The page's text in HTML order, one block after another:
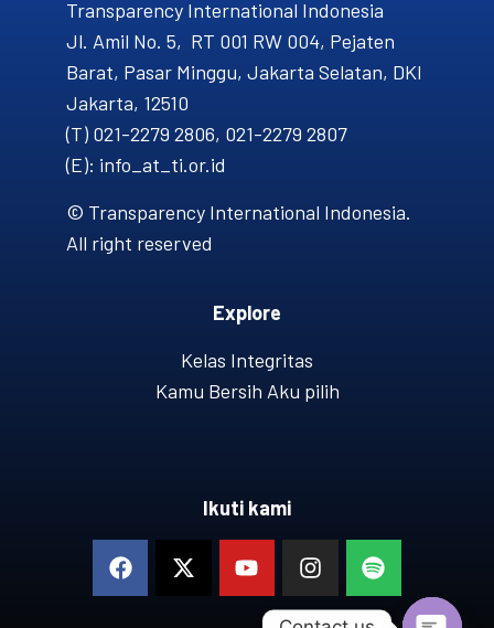
Transparency International Indonesia
Jl. Amil No. 5, RT 001 RW 004, Pejaten
Barat, Pasar Minggu, Jakarta Selatan, DKI
Jakarta, 12510
(T) 021-2279 2806, 021-2279 2807
(E): info_at_ti.or.id
© Transparency International Indonesia.
All right reserved
Explore
Kelas Integritas
Kamu Bersih Aku pilih
Ikuti kami